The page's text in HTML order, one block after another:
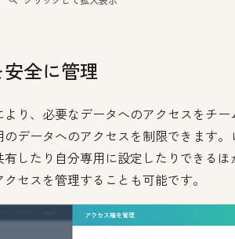
全に管理
り、必要なデータへのアクセスをチー
データへのアクセスを制限できます。
したり自分専用に設定したりできるほ
セスを管理することも可能です。